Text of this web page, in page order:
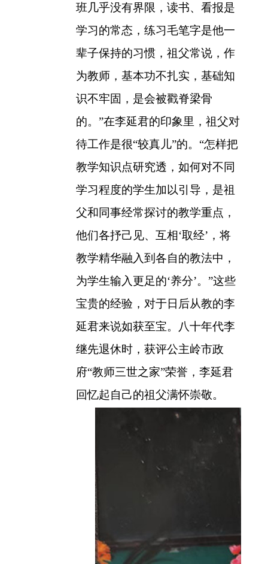
班几乎没有界限，读书、看报是
学习的常态，练习毛笔字是他一
辈子保持的习惯，祖父常说，作
为教师，基本功不扎实，基础知
识不牢固，是会被戳脊梁骨
的。”在李延君的印象里，祖父对
待工作是很“较真儿”的。“怎样把
教学知识点研究透，如何对不同
学习程度的学生加以引导，是祖
父和同事经常探讨的教学重点，
他们各抒己见、互相‘取经’，将
教学精华融入到各自的教法中，
为学生输入更足的‘养分’。”这些
宝贵的经验，对于日后从教的李
延君来说如获至宝。八十年代李
继先退休时，获评公主岭市政
府“教师三世之家”荣誉，李延君
回忆起自己的祖父满怀崇敬。